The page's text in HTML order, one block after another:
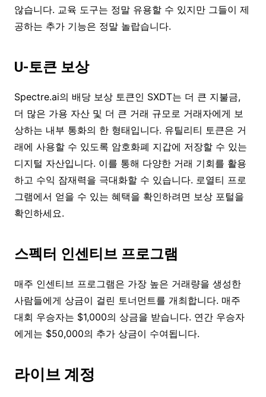
않습니다. 교육 도구는 정말 유용할 수 있지만 그들이 제
공하는 추가 기능은 정말 놀랍습니다.
U-토큰 보상
Spectre.ai의 배당 보상 토큰인 SXDT는 더 큰 지불금,
더 많은 가용 자산 및 더 큰 거래 규모로 거래자에게 보
상하는 내부 통화의 한 형태입니다. 유틸리티 토큰은 거
래에 사용할 수 있도록 암호화폐 지갑에 저장할 수 있는
디지털 자산입니다. 이를 통해 다양한 거래 기회를 활용
하고 수익 잠재력을 극대화할 수 있습니다. 로열티 프로
그램에서 얻을 수 있는 혜택을 확인하려면 보상 포털을
확인하세요.
스펙터 인센티브 프로그램
매주 인센티브 프로그램은 가장 높은 거래량을 생성한
사람들에게 상금이 걸린 토너먼트를 개최합니다. 매주
대회 우승자는 $1,000의 상금을 받습니다. 연간 우승자
에게는 $50,000의 추가 상금이 수여됩니다.
라이브 계정